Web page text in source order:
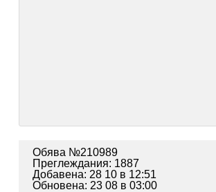
Обява №210989
Преглеждания: 1887
Добавена: 28 10 в 12:51
Обновена: 23 08 в 03:00